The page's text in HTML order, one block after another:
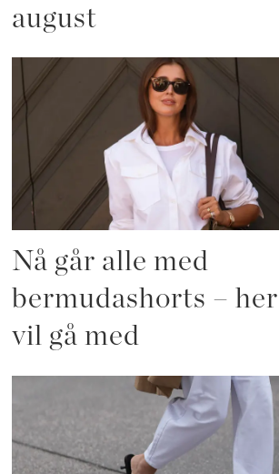
august
Nå går alle med
bermudashorts –
vil gå med